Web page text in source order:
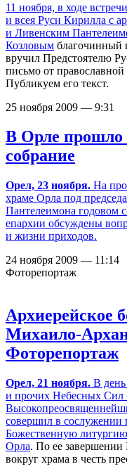
11 ноября, в ходе
и всея Руси Кирилла с
и Ливенским
Козловым благочинный
вручил Предстоятелю
письмо от
Публикуем его текст.
25 ноября 2009 — 9:31
В Орле прошло
собрание
Орел, 23 ноября. На
храме Орла под
Пантелеимона годовом
епархии обсуждены
и жизни приходов.
24 ноября 2009 — 11:14
Фоторепортаж
Архиерейское
Михаило-
Фоторепортаж
Орел, 21 ноября. В
и прочих Небесных Сил
совершил в сослужении
Божественную
Орла. По ее завершении
вокруг храма в честь